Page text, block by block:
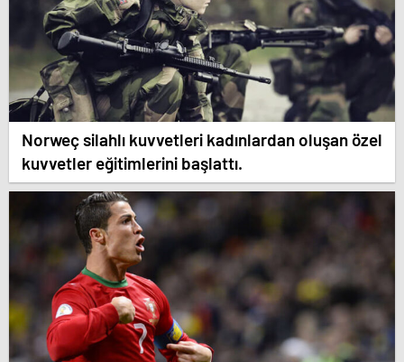
Norweç silahlı kuvvetleri kadınlardan oluşan özel
kuvvetler eğitimlerini başlattı.